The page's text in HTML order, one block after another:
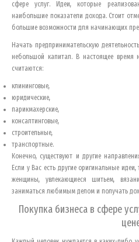
сфере услуг. Идеи, которые
наибольшие показатели дохода. Стоит
большие возможности для начинающих
Начать предпринимательскую
небольшой капитал. В настоящее время
считаются:
клининговые,
юридические,
парикмахерские,
консалтинговые,
строительные,
транспортные.
Конечно, существуют и другие
Если у Вас есть другие оригинальные
женщины, увлекающиеся шитьем,
заниматься любимым делом и получать
Покупка бизнеса в сфере